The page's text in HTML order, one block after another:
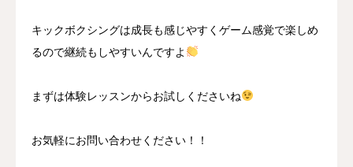
キックボクシングは成長も感じやすくゲーム感覚で楽しめ
るので継続もしやすいんですよ
まずは体験レッスンからお試しくださいね
お気軽にお問い合わせください！！